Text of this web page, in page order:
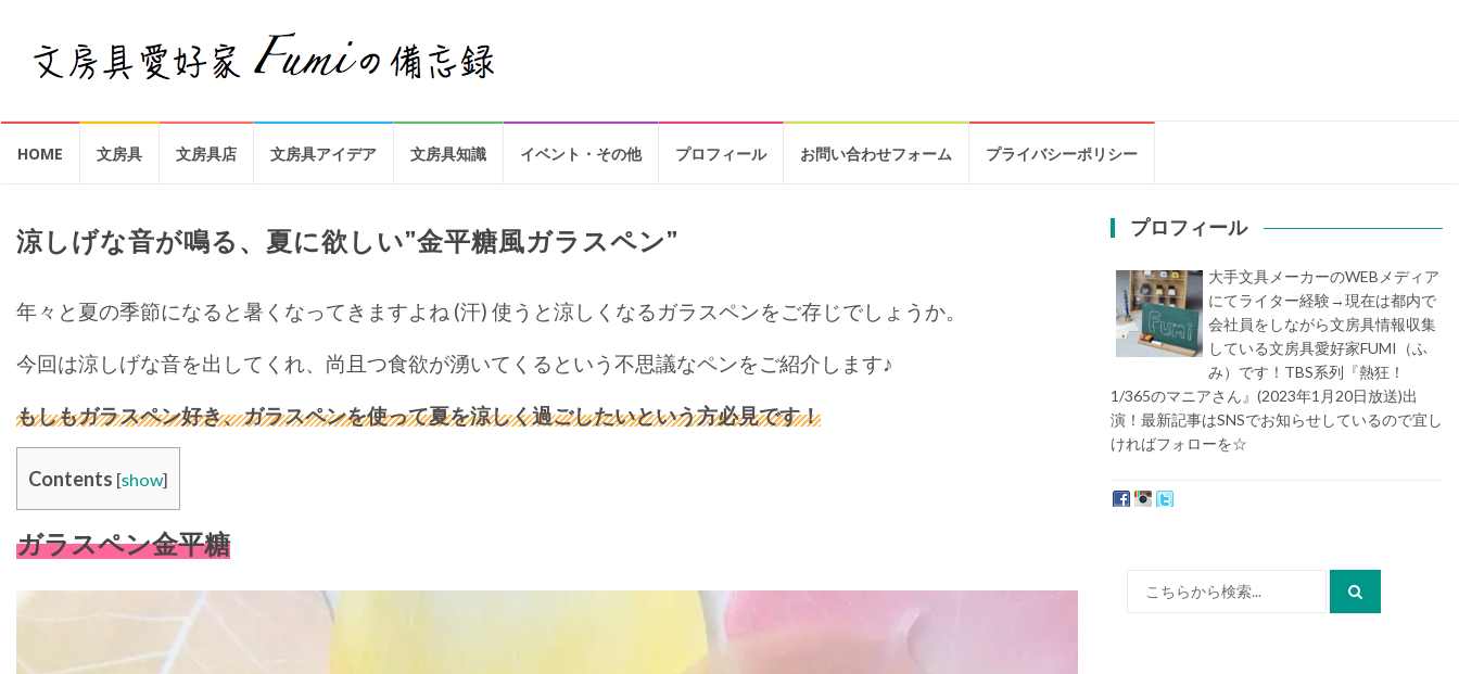
HOME 文房具 文房具店 文房具アイデア 文房具知識 イベント・その他 プロフィール お問い合わせフォーム プライバシーポリシー
涼しげな音が鳴る、夏に欲しい”金平糖風ガラスペン”
年々と夏の季節になると暑くなってきますよね (汗) 使うと涼しくなるガラスペンをご存じでしょうか。
今回は涼しげな音を出してくれ、尚且つ食欲が湧いてくるという不思議なペンをご紹介します♪
もしもガラスペン好き、ガラスペンを使って夏を涼しく過ごしたいという方必見です！
Contents [show]
ガラスペン金平糖
プロフィール
大手文具メーカーのWEBメディア
にてライター経験→現在は都内で
会社員をしながら文房具情報収集
している文房具愛好家FUMI（ふ
み）です！TBS系列『熱狂！
1/365のマニアさん』(2023年1月20日放送)出
演！最新記事はSNSでお知らせしているので宜し
ければフォローを☆